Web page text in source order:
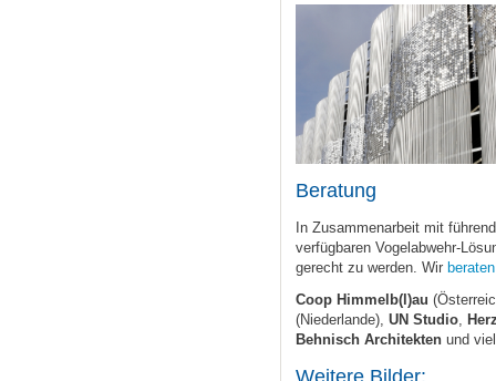
Beratung
In Zusammenarbeit mit
verfügbaren Vogelabwehr-
gerecht zu werden. Wir beraten
Coop Himmelb(l)au
(Niederlande), UN Studio,
Behnisch Architekten und